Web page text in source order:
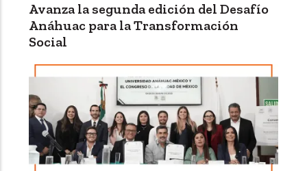
Avanza la segunda edición del Desafío
Anáhuac para la Transformación
Social